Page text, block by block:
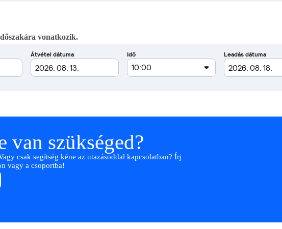
vonatkozik.
van szükséged?
csak segítség kéne az utazásoddal kapcsolatban? Írj
vagy a csoportba!